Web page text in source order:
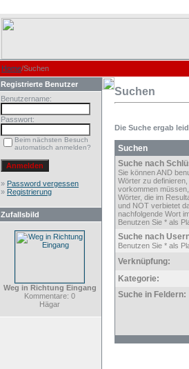
Home/Suchen
Registrierte Benutzer
Benutzername:
Passwort:
Beim nächsten Besuch
automatisch anmelden?
» Password vergessen
» Registrierung
Zufallsbild
Weg in Richtung Eingang
Kommentare: 0
Hägar
Suchen
Die Suche ergab
Suchen
Suche nach
Sie können AND
Wörter zu definieren,
vorkommen
Wörter, die im
und NOT verbietet
nachfolgende Wort
Benutzen Sie * als
Suche nach
Benutzen Sie * als
Verknüpfung:
Kategorie:
Suche in Feldern: